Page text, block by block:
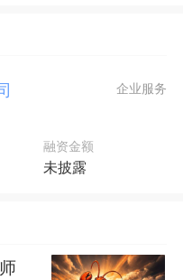
企业服务
融资金额
未披露